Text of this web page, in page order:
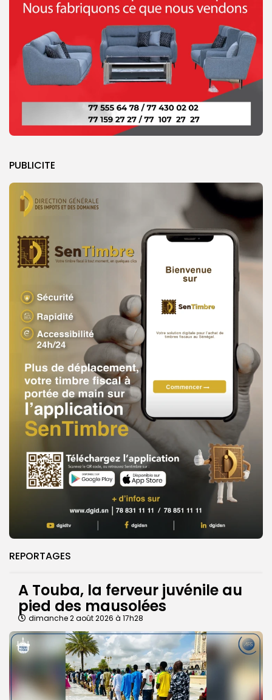
PUBLICITE
REPORTAGES
A Touba, la ferveur juvénile au
pied des mausolées
dimanche 2 août 2026 à 17h28